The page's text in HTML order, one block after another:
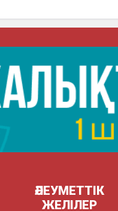
ӘЛЕУМЕТТІК
ЖЕЛІЛЕР